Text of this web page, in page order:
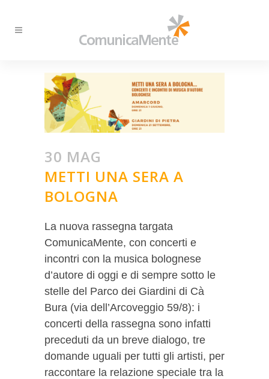
30 MAG
METTI UNA SERA A
BOLOGNA
La nuova rassegna targata
ComunicaMente, con concerti e
incontri con la musica bolognese
d’autore di oggi e di sempre sotto le
stelle del Parco dei Giardini di Cà
Bura (via dell’Arcoveggio 59/8): i
concerti della rassegna sono infatti
preceduti da un breve dialogo, tre
domande uguali per tutti gli artisti, per
raccontare la relazione speciale tra la